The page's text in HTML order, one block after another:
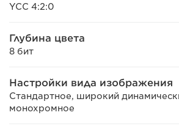
YCC 4:2:0
Глубина цвета
8 бит
Настройки вида изображения
Стандартное, широкий
монохромное